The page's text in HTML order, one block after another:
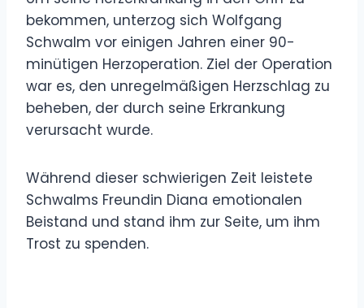
bekommen, unterzog sich Wolfgang
Schwalm vor einigen Jahren einer 90-
minütigen Herzoperation. Ziel der Operation
war es, den unregelmäßigen Herzschlag zu
beheben, der durch seine Erkrankung
verursacht wurde.
Während dieser schwierigen Zeit leistete
Schwalms Freundin Diana emotionalen
Beistand und stand ihm zur Seite, um ihm
Trost zu spenden.